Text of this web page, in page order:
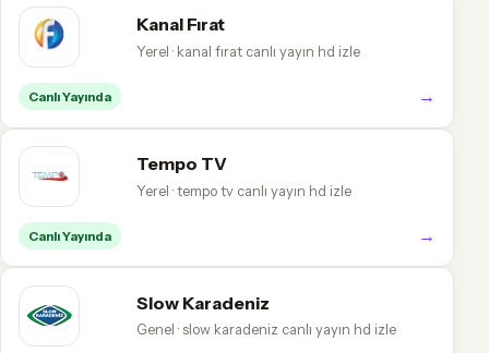
Kanal Fırat
Yerel · kanal fırat canlı yayın hd izle
Canlı Yayında →
Tempo TV
Yerel · tempo tv canlı yayın hd izle
Canlı Yayında →
Slow Karadeniz
Genel · slow karadeniz canlı yayın hd izle